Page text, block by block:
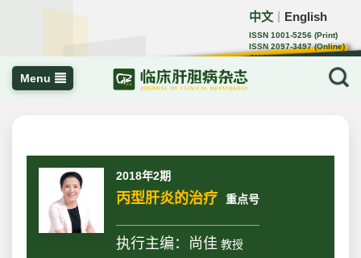
中文 English
ISSN 1001-5256 (Print)
ISSN 2097-3497 (Online)
CN 22-1108/R
Menu
2018年2期
丙型肝炎的治疗 重点号
执行主编：尚佳 教授